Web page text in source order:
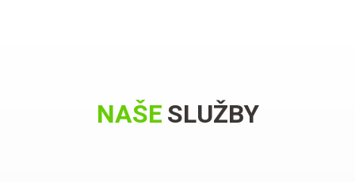
NAŠE SLUŽBY